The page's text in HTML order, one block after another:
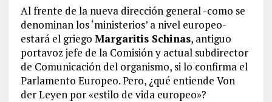
Al frente de la nueva dirección general -como se
denominan los ‘ministerios’ a nivel europeo-
estará el griego Margaritis Schinas, antiguo
portavoz jefe de la Comisión y actual subdirector
de Comunicación del organismo, si lo confirma el
Parlamento Europeo. Pero, ¿qué entiende Von
der Leyen por «estilo de vida europeo»?